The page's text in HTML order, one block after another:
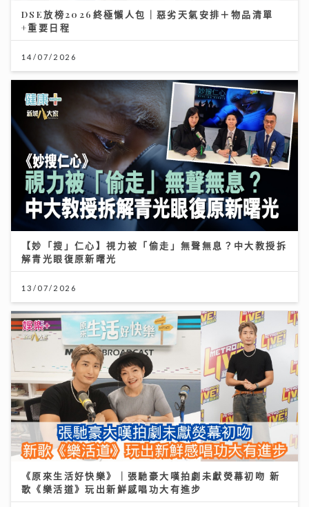
DSE放榜2026終極懶人包｜惡劣天氣安排＋物品清單
+重要日程
14/07/2026
【妙「搜」仁心】視力被「偷走」無聲無息？中大教授拆
解青光眼復原新曙光
13/07/2026
《原來生活好快樂》｜張馳豪大嘆拍劇未獻熒幕初吻 新
歌《樂活道》玩出新鮮感唱功大有進步